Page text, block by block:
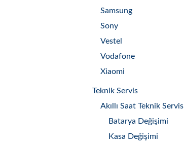
Samsung
Sony
Vestel
Vodafone
Xiaomi
Teknik Servis
Akıllı Saat Teknik Servis
Batarya Değişimi
Kasa Değişimi